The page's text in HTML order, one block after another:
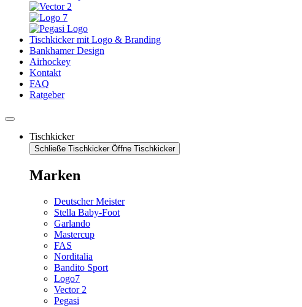
Tischkicker mit Logo & Branding
Bankhamer Design
Airhockey
Kontakt
FAQ
Ratgeber
Tischkicker
Schließe Tischkicker Öffne Tischkicker
Marken
Deutscher Meister
Stella Baby-Foot
Garlando
Mastercup
FAS
Norditalia
Bandito Sport
Logo7
Vector 2
Pegasi